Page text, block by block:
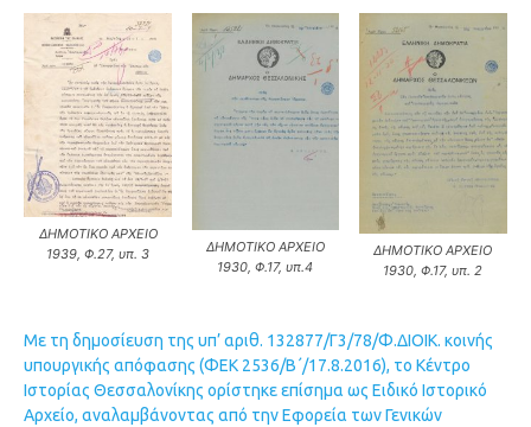
ΔΗΜΟΤΙΚΟ ΑΡΧΕΙΟ
1939, Φ.27, υπ. 3
ΔΗΜΟΤΙΚΟ ΑΡΧΕΙΟ
1930, Φ.17, υπ.4
ΔΗΜΟΤΙΚΟ ΑΡΧΕΙΟ
1930, Φ.17, υπ. 2
Με τη δημοσίευση της υπ’ αριθ. 132877/Γ3/78/Φ.ΔΙΟΙΚ. κοινής
υπουργικής απόφασης (ΦΕΚ 2536/Β΄/17.8.2016), το Κέντρο
Ιστορίας Θεσσαλονίκης ορίστηκε επίσημα ως Ειδικό Ιστορικό
Αρχείο, αναλαμβάνοντας από την Εφορεία των Γενικών